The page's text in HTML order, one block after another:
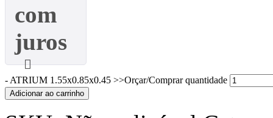
com
juros
- ATRIUM 1.55x0.85x0.45 >>Orçar/Comprar quantidade
Adicionar ao carrinho